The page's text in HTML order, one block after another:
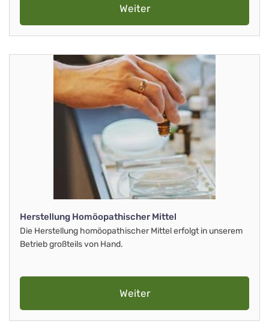
Weiter
Herstellung Homöopathischer Mittel
Die Herstellung homöopathischer Mittel erfolgt in unserem
Betrieb großteils von Hand.
Weiter